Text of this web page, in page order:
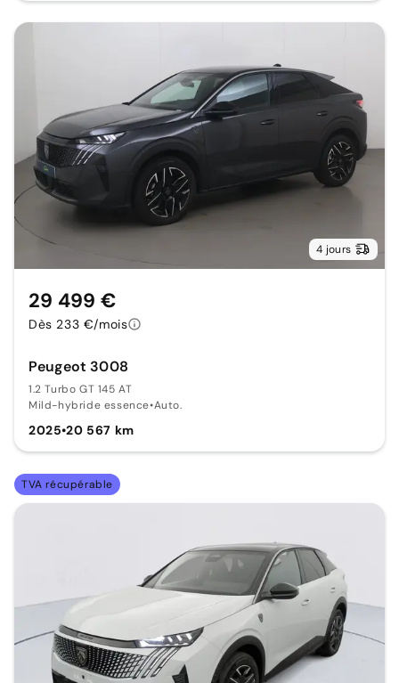
4 jours
Peugeot 3008
1.2 Turbo GT 145 AT
Mild-hybride essence•Auto.
2025•20 567 km
29 499 €
Dès 233 €/mois
TVA récupérable